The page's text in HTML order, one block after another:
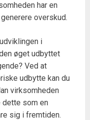
har en
overskud.
i
øget udbyttet
Ved at
udbytte kan du
virksomheden
dette som en
sig i fremtiden.